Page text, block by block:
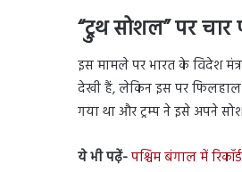
“ट्रुथ सोशल” पर चार
इस मामले पर भारत के विदेश
देखी हैं, लेकिन इस पर फिलहाल
गया था और ट्रम्प ने इसे अपने
ये भी पढ़ें-पश्चिम बंगाल में